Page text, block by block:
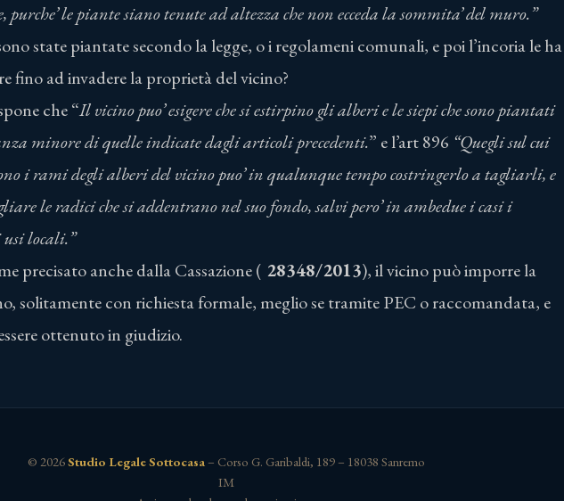
purche’ le piante siano tenute ad altezza che non ecceda la sommita’ del muro.”
state piantate secondo la legge, o i regolameni comunali, e poi l’incoria le ha
fino ad invadere la proprietà del vicino?
che “Il vicino puo’ esigere che si estirpino gli alberi e le siepi che sono piantati
minore di quelle indicate dagli articoli precedenti.” e l’art 896 “Quegli sul cui
i rami degli alberi del vicino puo’ in qualunque tempo costringerlo a tagliarli, e
le radici che si addentrano nel suo fondo, salvi pero’ in ambedue i casi i
locali.”
precisato anche dalla Cassazione ( 28348/2013), il vicino può imporre la
solitamente con richiesta formale, meglio se tramite PEC o raccomandata, e
ottenuto in giudizio.
© 2026Studio Legale Sottocasa – Corso G. Garibaldi, 189 – 18038 Sanremo
IM